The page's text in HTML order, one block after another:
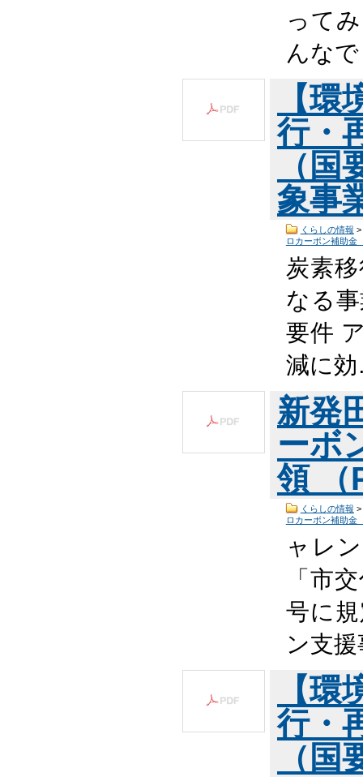
って
んな
【
行・
（
象事
くらしの情報 >
ロカーボン補助金
炭素
なる
要件
減に
新発
ーボ
領 （
くらしの情報 >
ロカーボン補助金
ャレ
「市
号に
ン支
【
行・
（